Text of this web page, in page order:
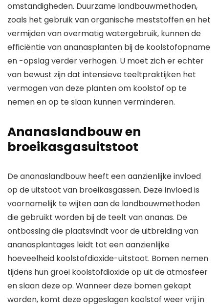
omstandigheden. Duurzame landbouwmethoden,
zoals het gebruik van organische meststoffen en het
vermijden van overmatig watergebruik, kunnen de
efficiëntie van ananasplanten bij de koolstofopname
en -opslag verder verhogen. U moet zich er echter
van bewust zijn dat intensieve teeltpraktijken het
vermogen van deze planten om koolstof op te
nemen en op te slaan kunnen verminderen.
Ananaslandbouw en
broeikasgasuitstoot
De ananaslandbouw heeft een aanzienlijke invloed
op de uitstoot van broeikasgassen. Deze invloed is
voornamelijk te wijten aan de landbouwmethoden
die gebruikt worden bij de teelt van ananas. De
ontbossing die plaatsvindt voor de uitbreiding van
ananasplantages leidt tot een aanzienlijke
hoeveelheid koolstofdioxide-uitstoot. Bomen nemen
tijdens hun groei koolstofdioxide op uit de atmosfeer
en slaan deze op. Wanneer deze bomen gekapt
worden, komt deze opgeslagen koolstof weer vrij in